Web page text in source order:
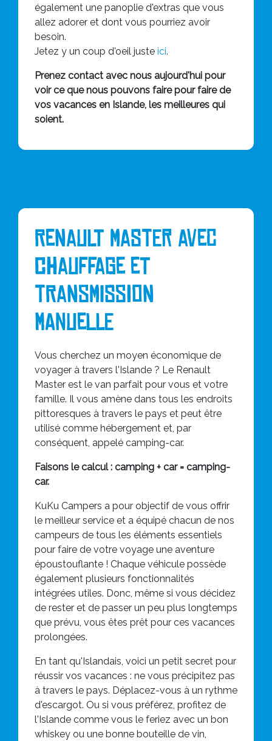
également une panoplie d'extras que vous
allez adorer et dont vous pourriez avoir
besoin.
Jetez y un coup d'oeil juste ici.
Prenez contact avec nous aujourd'hui pour
voir ce que nous pouvons faire pour faire de
vos vacances en Islande, les meilleures qui
soient.
Renault Master avec
chauffage et
transmission
manuelle
Vous cherchez un moyen économique de
voyager à travers l'Islande ? Le Renault
Master est le van parfait pour vous et votre
famille. Il vous amène dans tous les endroits
pittoresques à travers le pays et peut être
utilisé comme hébergement et, par
conséquent, appelé camping-car.
Faisons le calcul : camping + car = camping-
car.
KuKu Campers a pour objectif de vous offrir
le meilleur service et a équipé chacun de nos
campeurs de tous les éléments essentiels
pour faire de votre voyage une aventure
époustouflante ! Chaque véhicule possède
également plusieurs fonctionnalités
intégrées utiles. Donc, même si vous décidez
de rester et de passer un peu plus longtemps
que prévu, vous êtes prêt pour ces vacances
prolongées.
En tant qu'Islandais, voici un petit secret pour
réussir vos vacances : ne vous précipitez pas
à travers le pays. Déplacez-vous à un rythme
d'escargot. Ou si vous préférez, profitez de
l'Islande comme vous le feriez avec un bon
whiskey ou une bonne bouteille de vin,